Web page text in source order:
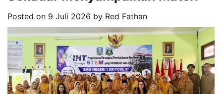
Posted on 9 Juli 2026 by Red Fathan